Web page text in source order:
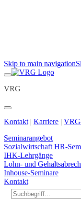
Skip to main navigation
VRG
Kontakt | Karriere |
Seminarangebot
Sozialwirtschaft HR-
IHK-Lehrgänge
Lohn- und
Inhouse-Seminare
Kontakt